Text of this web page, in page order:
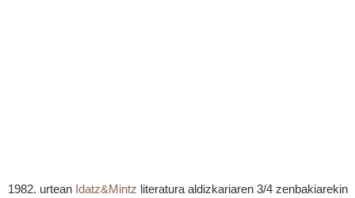
1982. urtean Idatz&Mintz literatura aldizkariaren 3/4 zenbakiarekin